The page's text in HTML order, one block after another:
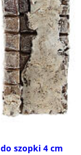
szopki 4 cm